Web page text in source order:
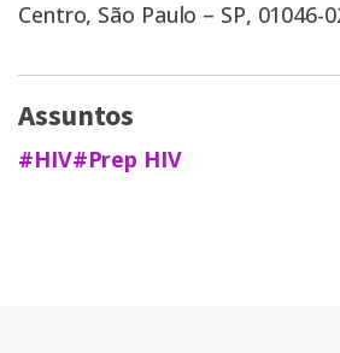
Centro, São Paulo – SP, 01046-
Assuntos
#HIV#Prep HIV